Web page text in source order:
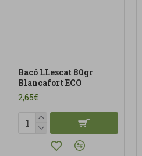
Bacó LLescat 80gr
Blancafort ECO
2,65€